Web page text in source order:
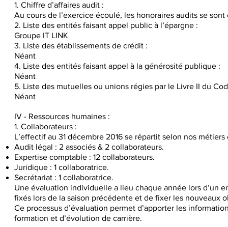
1. Chiffre d’affaires audit :
Au cours de l’exercice écoulé, les honoraires audits se sont
2. Liste des entités faisant appel public à l’épargne :
Groupe IT LINK
3. Liste des établissements de crédit :
Néant
4. Liste des entités faisant appel à la générosité publique :
Néant
5. Liste des mutuelles ou unions régies par le Livre II du
Néant
IV - Ressources humaines :
1. Collaborateurs :
L’effectif au 31 décembre 2016 se répartit selon nos
Audit légal : 2 associés & 2 collaborateurs.
Expertise comptable : 12 collaborateurs.
Juridique : 1 collaboratrice.
Secrétariat : 1 collaboratrice.
Une évaluation individuelle a lieu chaque année lors d’un
fixés lors de la saison précédente et de fixer les nouveaux
Ce processus d’évaluation permet d’apporter les
formation et d’évolution de carrière.